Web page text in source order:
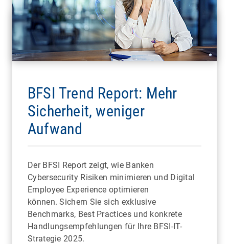
BFSI Trend Report: Mehr
Sicherheit, weniger
Aufwand
Der BFSI Report zeigt, wie Banken
Cybersecurity Risiken minimieren und Digital
Employee Experience optimieren
können. Sichern Sie sich exklusive
Benchmarks, Best Practices und konkrete
Handlungsempfehlungen für Ihre BFSI-IT-
Strategie 2025.